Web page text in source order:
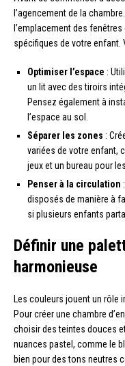
l’agencement de la
l’emplacement des
spécifiques de votre
Optimiser l’espace :
un lit avec des tiroirs
Pensez également à
l’espace au sol.
Séparer les zones :
variées de votre enfant,
jeux et un bureau pour
Penser à la circulation
disposés de manière à
si plusieurs enfants
Définir une
harmonieuse
Les couleurs jouent un rôle
Pour créer une chambre
choisir des teintes douces
nuances pastel, comme le
bien pour des tons neutres